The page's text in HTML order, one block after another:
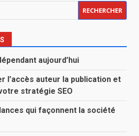
aujourd’hui
l’accès auteur la publication et
stratégie SEO
qui façonnent la société